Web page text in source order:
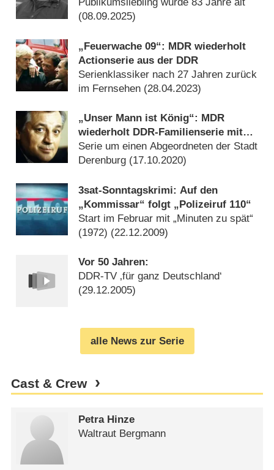
(08.09.2025)
„Feuerwache 09“: MDR wiederholt
Actionserie aus der DDR
Serienklassiker nach 27 Jahren zurück
im Fernsehen (28.04.2023)
„Unser Mann ist König“: MDR
wiederholt DDR-Familienserie mit
Horst Drinda
Serie um einen Abgeordneten der Stadt
Derenburg (17.10.2020)
3sat-Sonntagskrimi: Auf den
„Kommissar“ folgt „Polizeiruf 110“
Start im Februar mit „Minuten zu spät“
(1972) (22.12.2009)
Vor 50 Jahren:
DDR-TV ‚für ganz Deutschland‘
(29.12.2005)
alle News zur Serie
Cast & Crew
Petra Hinze
Waltraut Bergmann